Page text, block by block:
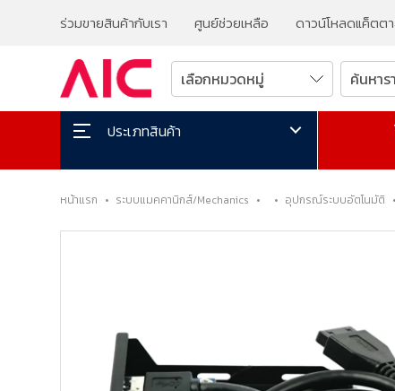
ร่วมขายสินค้ากับเรา ศูนย์ช่วยเหลือ ดาวน์โหลดแค็ตต
ประเภทสินค้า
หน้าแรก • ระบบแมคคานิกส์/Mechanics • • อุปกรณ์ระบบอัตโนมัติ •